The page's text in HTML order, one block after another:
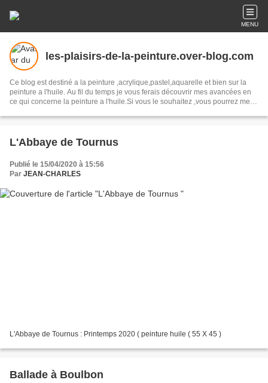
MENU
les-plaisirs-de-la-peinture.over-blog.com
Ce blog est destiné a la peinture ,acrylique,pastel,aquarelle et bien sur la
peinture a l'huile. Au fil du temps je vous ferais découvrir mes avancées en
ce qui concerne la peinture a l'huile.Si vous le souhaitez ,vous pourrez me
échange d'idées .
L'Abbaye de Tournus
Publié le 15/04/2020 à 15:56
Par JEAN-CHARLES
L'Abbaye de Tournus : Printemps 2020 ( peinture huile ( 55 X 45 )
Ballade à Boulbon